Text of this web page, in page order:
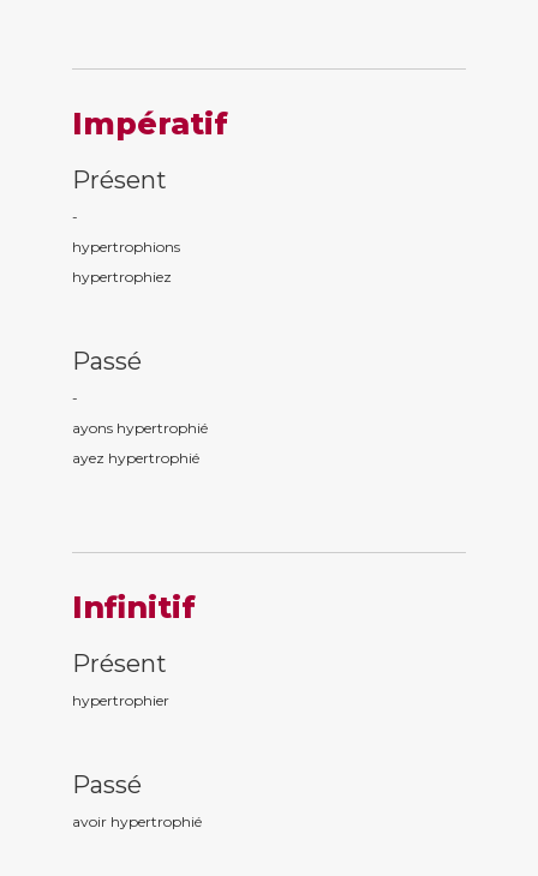
Impératif
Présent
-
hypertrophions
hypertrophiez
Passé
-
ayons hypertrophié
ayez hypertrophié
Infinitif
Présent
hypertrophier
Passé
avoir hypertrophié